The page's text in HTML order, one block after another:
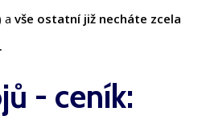
avše ostatní již necháte zcela
- ceník: